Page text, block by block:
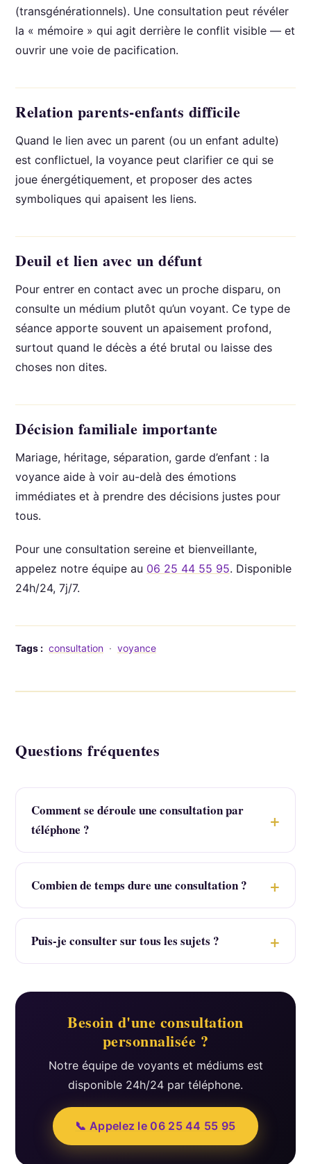
(transgénérationnels). Une consultation peut révéler
la « mémoire » qui agit derrière le conflit visible — et
ouvrir une voie de pacification.
Relation parents-enfants difficile
Quand le lien avec un parent (ou un enfant adulte)
est conflictuel, la voyance peut clarifier ce qui se
joue énergétiquement, et proposer des actes
symboliques qui apaisent les liens.
Deuil et lien avec un défunt
Pour entrer en contact avec un proche disparu, on
consulte un médium plutôt qu’un voyant. Ce type de
séance apporte souvent un apaisement profond,
surtout quand le décès a été brutal ou laisse des
choses non dites.
Décision familiale importante
Mariage, héritage, séparation, garde d’enfant : la
voyance aide à voir au-delà des émotions
immédiates et à prendre des décisions justes pour
tous.
Pour une consultation sereine et bienveillante,
appelez notre équipe au 06 25 44 55 95. Disponible
24h/24, 7j/7.
Tags : consultation · voyance
Questions fréquentes
Comment se déroule une consultation par
téléphone ?
Combien de temps dure une consultation ?
Puis-je consulter sur tous les sujets ?
Besoin d'une consultation
personnalisée ?
Notre équipe de voyants et médiums est
disponible 24h/24 par téléphone.
📞 Appelez le 06 25 44 55 95